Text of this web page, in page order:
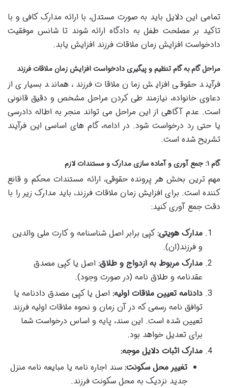
تمامی این دلایل باید به صورت مستدل، با ارائه مدارک کافی و با
تاکید بر مصلحت طفل به دادگاه ارائه شوند تا شانس موفقیت
دادخواست افزایش زمان ملاقات فرزند افزایش یابد.
مراحل گام به گام تنظیم و پیگیری دادخواست افزایش زمان ملاقات فرزند
فرآیند حقوقی افزایش زمان ملاقات فرزند، همانند بسیاری از
دعاوی خانواده، نیازمند طی کردن مراحل مشخص و دقیق قانونی
است. عدم آگاهی از این مراحل می تواند منجر به اطاله دادرسی
یا حتی رد درخواست شود. در ادامه، گام های اساسی این فرآیند
تشریح شده است.
گام ۱: جمع آوری و آماده سازی مدارک و مستندات لازم
مهم ترین بخش هر پرونده حقوقی، ارائه مستندات محکم و قانع
کننده است. برای افزایش زمان ملاقات فرزند، باید مدارک زیر را با
دقت جمع آوری کنید:
مدارک هویتی:کپی برابر اصل شناسنامه و کارت ملی والدین
و فرزند(ان).
مدارک مربوط به ازدواج و طلاق: اصل یا کپی مصدق
عقدنامه و طلاق نامه (در صورت وجود).
دادنامه تعیین ملاقات اولیه: اصل یا کپی مصدق دادنامه یا
توافق نامه رسمی که در آن زمان و نحوه ملاقات اولیه فرزند
تعیین شده است. این سند، پایه و اساس درخواست شما
برای تعدیل خواهد بود.
مدارک اثبات دلایل موجه:
تغییر محل سکونت: سند اجاره نامه یا مبایعه نامه منزل
جدید نزدیک به محل سکونت فرزند.